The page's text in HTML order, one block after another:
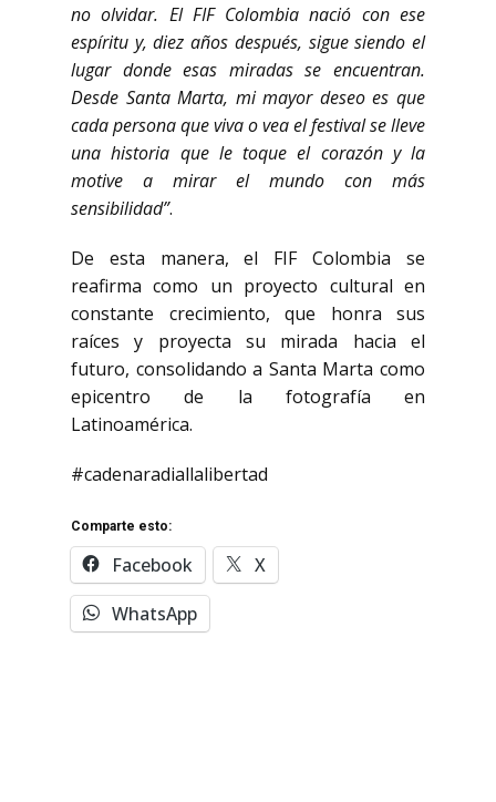
no olvidar. El FIF Colombia nació con ese
espíritu y, diez años después, sigue siendo el
lugar donde esas miradas se encuentran.
Desde Santa Marta, mi mayor deseo es que
cada persona que viva o vea el festival se lleve
una historia que le toque el corazón y la
motive a mirar el mundo con más
sensibilidad”.
De esta manera, el FIF Colombia se
reafirma como un proyecto cultural en
constante crecimiento, que honra sus
raíces y proyecta su mirada hacia el
futuro, consolidando a Santa Marta como
epicentro de la fotografía en
Latinoamérica.
#cadenaradiallalibertad
Comparte esto:
Facebook
X
WhatsApp